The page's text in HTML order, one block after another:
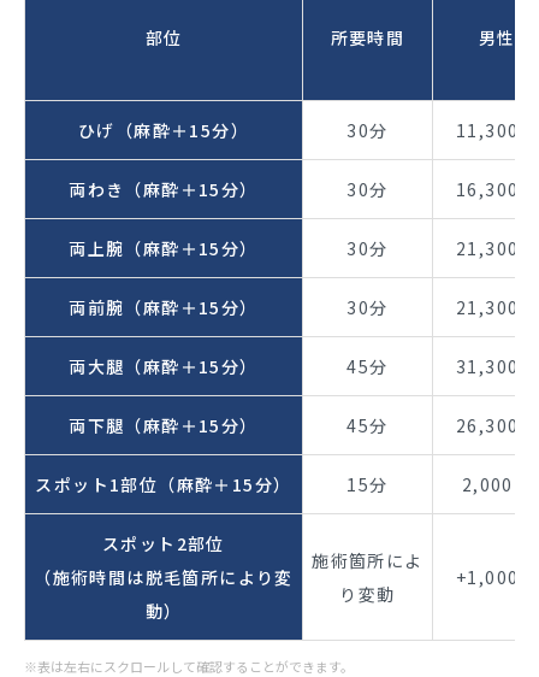
部位 所要時間 男性
ひげ（麻酔＋15分） 30分 11,300円
両わき（麻酔＋15分） 30分 16,300円
両上腕（麻酔＋15分） 30分 21,300円
両前腕（麻酔＋15分） 30分 21,300円
両大腿（麻酔＋15分） 45分 31,300円
両下腿（麻酔＋15分） 45分 26,300円
スポット1部位 （麻酔＋15分） 15分 2,000円
スポット2部位
（施術時間は脱毛箇所により変
動）
施術箇所によ
り変動
+1,000円
※表は左右にスクロールして確認することができます。